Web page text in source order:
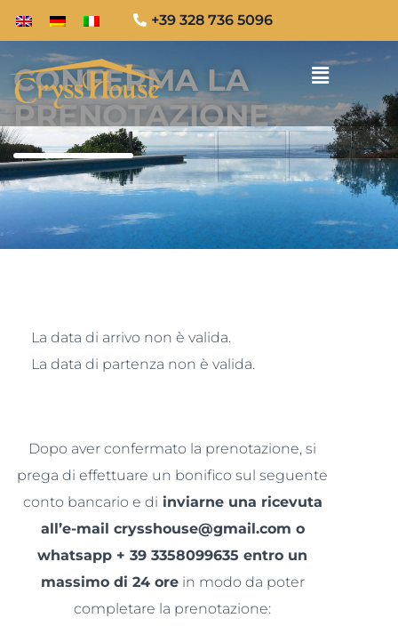
+39 328 736 5096
CONFERMA LA
PRENOTAZIONE
La data di arrivo non è valida.
La data di partenza non è valida.
Dopo aver confermato la prenotazione, si
prega di effettuare un bonifico sul seguente
conto bancario e di inviarne una ricevuta
all’e-mail crysshouse@gmail.com o
whatsapp + 39 3358099635 entro un
massimo di 24 orein modo da poter
completare la prenotazione: